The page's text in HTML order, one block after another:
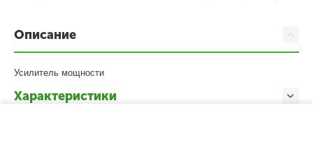
Описание
Усилитель мощности
Характеристики